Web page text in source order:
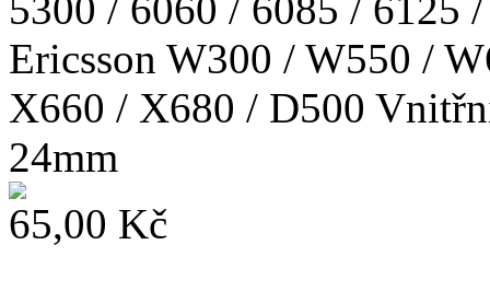
Ericsson W300 / W550 /
X660 / X680 / D500
24mm
65,00 Kč